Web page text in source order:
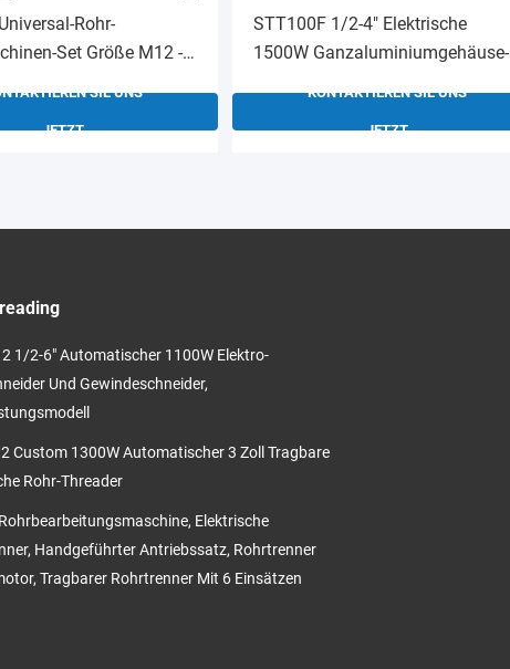
Rohr-
Set Größe M12 -
SIE UNS
JETZT
STT100F 1/2-4" Elektrische
1500W Ganzaluminiumgehäuse-
KONTAKTIEREN SIE UNS
JETZT
2 1/2-6" Automatischer 1100W Elektro-
Und Gewindeschneider,
Custom 1300W Automatischer 3 Zoll Tragbare
Rohr-Threader
Elektrische
Handgeführter Antriebssatz, Rohrtrenner
Tragbarer Rohrtrenner Mit 6 Einsätzen